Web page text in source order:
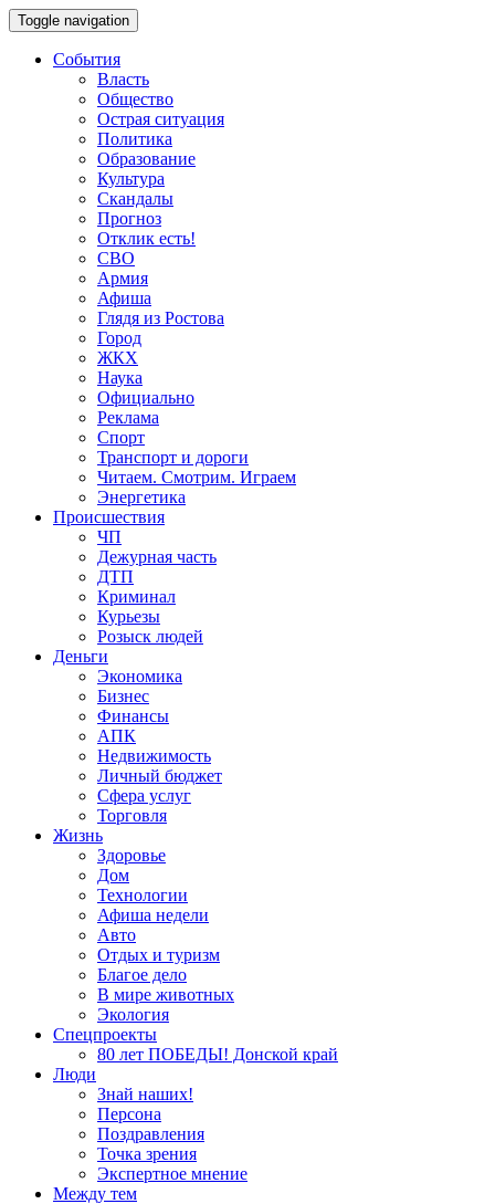
Toggle navigation
События
Власть
Общество
Острая ситуация
Политика
Образование
Культура
Скандалы
Прогноз
Отклик есть!
СВО
Армия
Афиша
Глядя из Ростова
Город
ЖКХ
Наука
Официально
Реклама
Спорт
Транспорт и дороги
Читаем. Смотрим. Играем
Энергетика
Происшествия
ЧП
Дежурная часть
ДТП
Криминал
Курьезы
Розыск людей
Деньги
Экономика
Бизнес
Финансы
АПК
Недвижимость
Личный бюджет
Сфера услуг
Торговля
Жизнь
Здоровье
Дом
Технологии
Афиша недели
Авто
Отдых и туризм
Благое дело
В мире животных
Экология
Спецпроекты
80 лет ПОБЕДЫ! Донской край
Люди
Знай наших!
Персона
Поздравления
Точка зрения
Экспертное мнение
Между тем